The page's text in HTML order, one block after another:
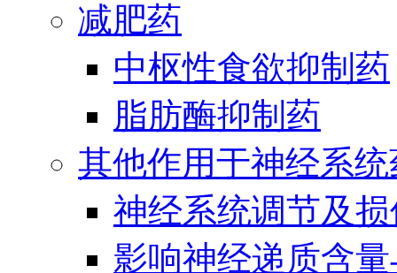
减肥药
中枢性食欲抑制药
脂肪酶抑制药
其他作用于神经系统
神经系统调节及
影响神经递质含